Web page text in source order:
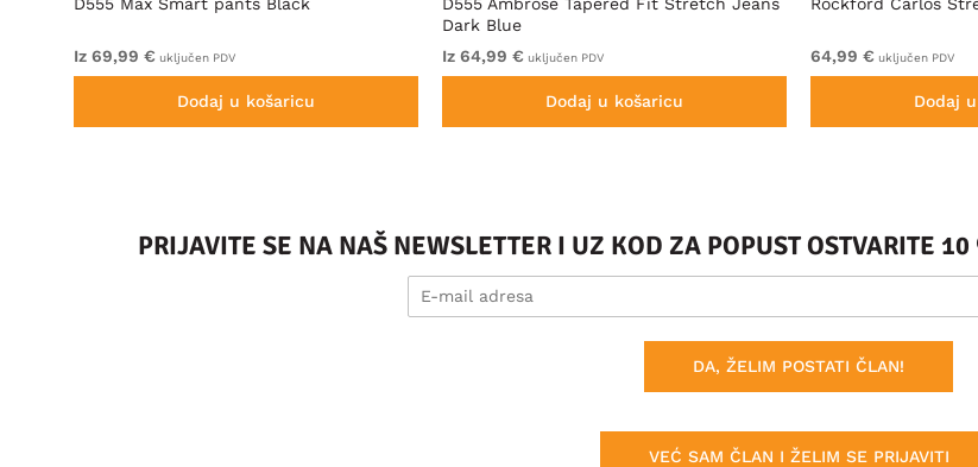
Iz 69,99 € uključen PDV
Dodaj u košaricu
Dark Blue
Iz 64,99 € uključen PDV
Dodaj u košaricu
64,99 € uključen PDV
Dodaj
PRIJAVITE SE NA NAŠ NEWSLETTER I UZ KOD ZA POPUST OSTVARITE
DA, ŽELIM POSTATI ČLAN!
VEĆ SAM ČLAN I ŽELIM SE PRIJAVITI